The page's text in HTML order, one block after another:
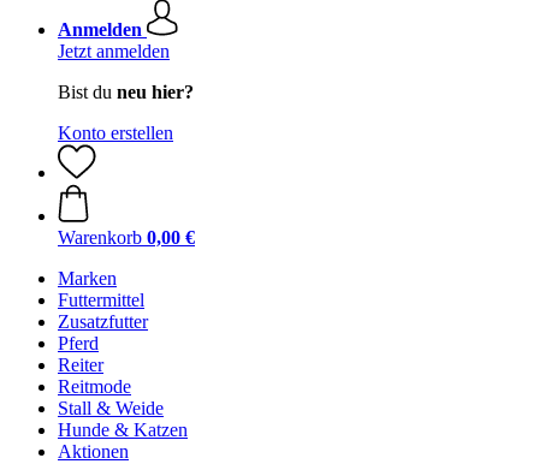
Anmelden
Jetzt anmelden
Bist du neu hier?
Konto erstellen
Warenkorb 0,00 €
Marken
Futtermittel
Zusatzfutter
Pferd
Reiter
Reitmode
Stall & Weide
Hunde & Katzen
Aktionen